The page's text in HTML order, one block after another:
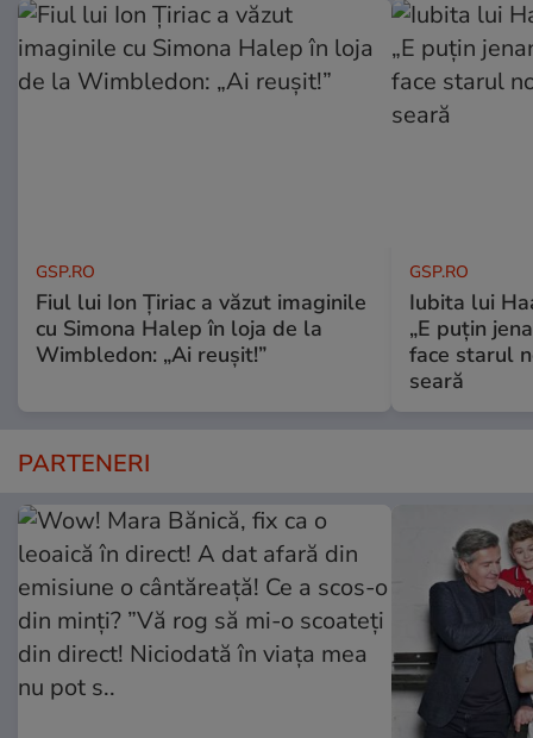
GSP.RO
Fiul lui Ion Țiriac a văzut imaginile
cu Simona Halep în loja de la
Wimbledon: „Ai reușit!”
GSP.RO
Iubita lui
„E puțin
face starul
seară
PARTENERI